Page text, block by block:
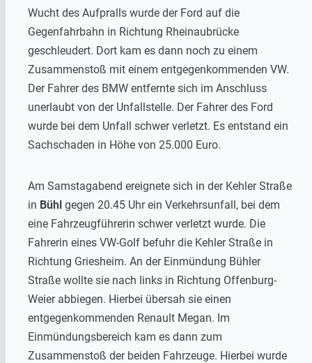
Wucht des Aufpralls wurde der Ford auf die
Gegenfahrbahn in Richtung Rheinaubrücke
geschleudert. Dort kam es dann noch zu einem
Zusammenstoß mit einem entgegenkommenden VW.
Der Fahrer des BMW entfernte sich im Anschluss
unerlaubt von der Unfallstelle. Der Fahrer des Ford
wurde bei dem Unfall schwer verletzt. Es entstand ein
Sachschaden in Höhe von 25.000 Euro.
Am Samstagabend ereignete sich in der Kehler Straße
in Bühl gegen 20.45 Uhr ein Verkehrsunfall, bei dem
eine Fahrzeugführerin schwer verletzt wurde. Die
Fahrerin eines VW-Golf befuhr die Kehler Straße in
Richtung Griesheim. An der Einmündung Bühler
Straße wollte sie nach links in Richtung Offenburg-
Weier abbiegen. Hierbei übersah sie einen
entgegenkommenden Renault Megan. Im
Einmündungsbereich kam es dann zum
Zusammenstoß der beiden Fahrzeuge. Hierbei wurde